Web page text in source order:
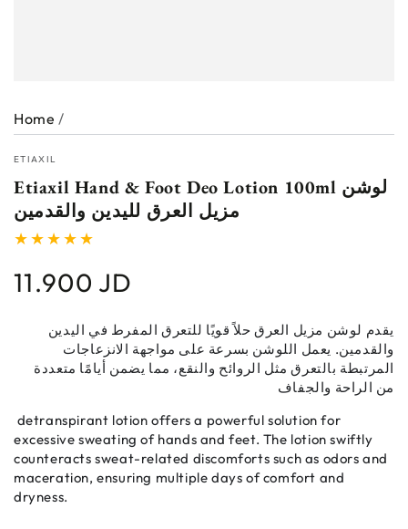
Home /
ETIAXIL
Etiaxil Hand & Foot Deo Lotion 100ml لوشن
مزيل العرق لليدين والقدمين
Regular
price
11.900 JD
يقدم لوشن مزيل العرق حلاً قويًا للتعرق المفرط في اليدين
والقدمين. يعمل اللوشن بسرعة على مواجهة الانزعاجات
المرتبطة بالتعرق مثل الروائح والنقع، مما يضمن أيامًا متعددة
من الراحة والجفاف
detranspirant lotion offers a powerful solution for
excessive sweating of hands and feet. The lotion swiftly
counteracts sweat-related discomforts such as odors and
maceration, ensuring multiple days of comfort and
dryness.